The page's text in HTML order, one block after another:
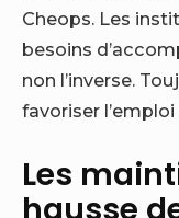
Cheops. Les
besoins
non l’inverse.
favoriser
Les